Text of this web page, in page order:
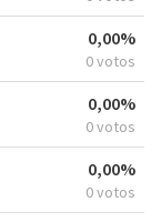
0,00%
0 votos
0,00%
0 votos
0,00%
0 votos